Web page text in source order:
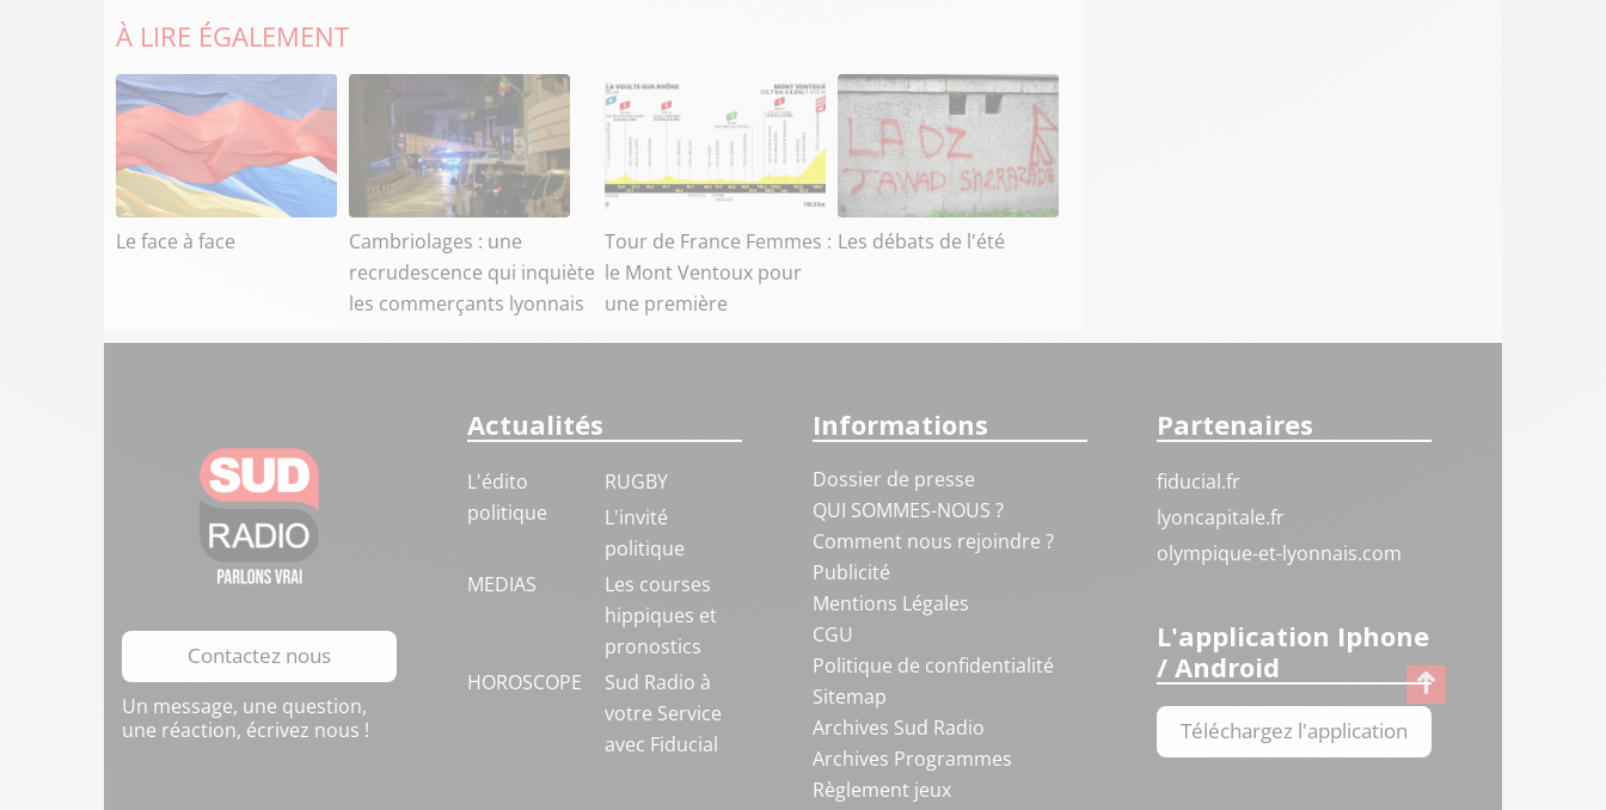
À LIRE ÉGALEMENT
Le face à face
Cambriolages : une
recrudescence qui inquiète
les commerçants lyonnais
Tour de France Femmes :
le Mont Ventoux pour
une première
Les débats de l'été
Contactez nous
Un message, une question,
une réaction, écrivez nous !
Actualités
L'édito
politique
RUGBY
L'invité
politique
MEDIAS
Les courses
hippiques et
pronostics
HOROSCOPE
Sud Radio à
votre Service
avec Fiducial
Informations
Dossier de presse
QUI SOMMES-NOUS ?
Comment nous rejoindre ?
Publicité
Mentions Légales
CGU
Politique de confidentialité
Sitemap
Archives Sud Radio
Archives Programmes
Règlement jeux
Partenaires
fiducial.fr
lyoncapitale.fr
olympique-et-lyonnais.com
L'application Iphone
/ Android
Téléchargez l'application